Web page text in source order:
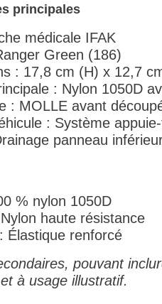
principales
médicale IFAK
Green (186)
: 17,8 cm (H) x 12,7
: Nylon 1050D
: MOLLE avant
: Système
panneau
% nylon 1050D
haute résistance
Élastique renforcé
pouvant
à usage illustratif.